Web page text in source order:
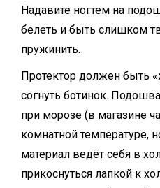
Надавите ногтем на
белеть и быть слишком
пружинить.
Протектор должен быть
согнуть ботинок.
при морозе (в магазине
комнатной температуре,
материал ведёт себя в
прикоснуться лапкой к